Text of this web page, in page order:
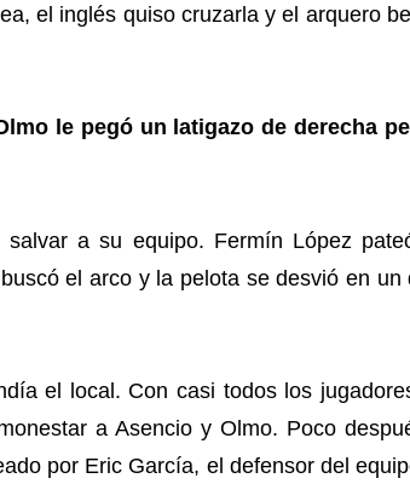
el inglés quiso cruzarla y el arquero
le pegó un latigazo de derecha
a su equipo. Fermín López
el arco y la pelota se desvió en un
el local. Con casi todos los
a Asencio y Olmo. Poco
por Eric García, el defensor del